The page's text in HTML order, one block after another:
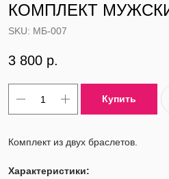
КОМПЛЕКТ
SKU: МБ-007
3 800 р.
Купить
Комплект из двух браслетов.
Характеристики: